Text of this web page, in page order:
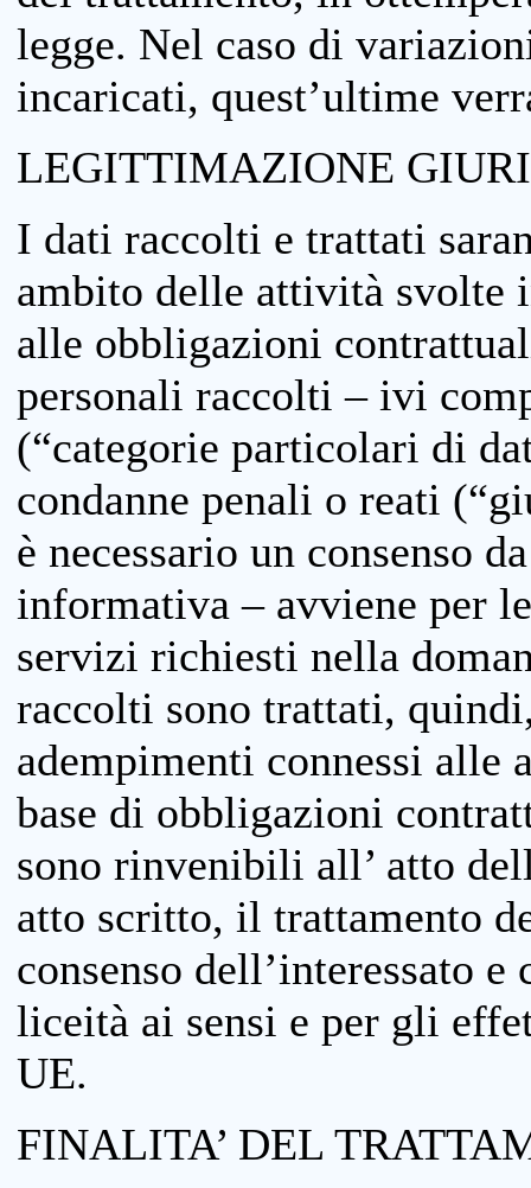
legge. Nel caso di
incaricati, quest’ultime
LEGITTIMAZIONE
I dati raccolti e trattati
ambito delle attività svolte
alle obbligazioni
personali raccolti – ivi
(“categorie particolari di
condanne penali o reati
è necessario un consenso
informativa – avviene per
servizi richiesti nella
raccolti sono trattati,
adempimenti connessi
base di obbligazioni
sono rinvenibili all’ atto
atto scritto, il trattamento
consenso dell’interessato
liceità ai sensi e per gli
UE.
FINALITA’ DEL